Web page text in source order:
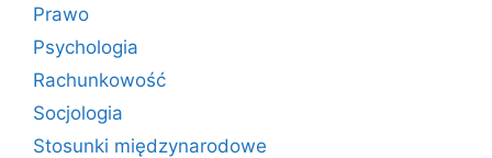
Prawo
Psychologia
Rachunkowość
Socjologia
Stosunki międzynarodowe